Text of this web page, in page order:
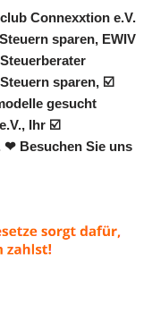
Connexxtion e.V.
sparen, EWIV
sparen, ☑️
gesucht
Ihr ☑️
❤ Besuchen Sie uns